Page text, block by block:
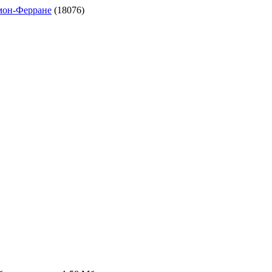
Ферране (18076)